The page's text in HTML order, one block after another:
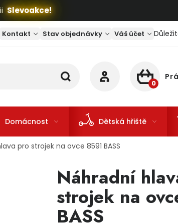
Slevoakce!
Kontakt Stav objednávky Váš účet
Domácnost Dětská hřiště
pro strojek na ovce 8591 BASS
Náhradní
strojek na
BASS